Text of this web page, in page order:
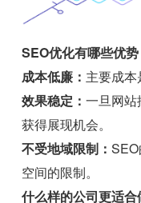
SEO优化有哪些优势
成本低廉： 主要成本
效果稳定：一旦网
获得展现机会。
不受地域限制：
空间的限制。
什么样的公司更适